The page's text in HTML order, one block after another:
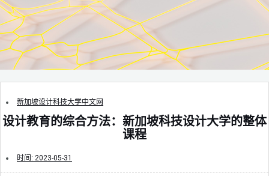
新加坡设计科技大学中文网
设计教育的综合方法：新加坡科技设计大学的整体
课程
时间: 2023-05-31